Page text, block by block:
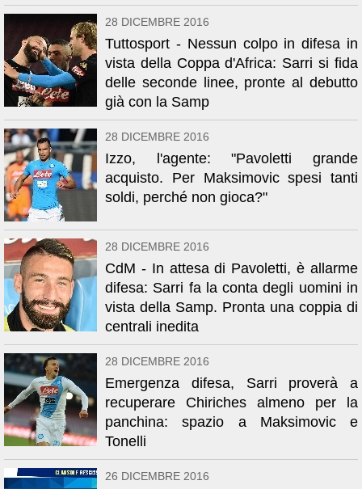
28 DICEMBRE 2016
Tuttosport - Nessun colpo in difesa in
vista della Coppa d'Africa: Sarri si fida
delle seconde linee, pronte al debutto
già con la Samp
28 DICEMBRE 2016
Izzo, l'agente: "Pavoletti grande
acquisto. Per Maksimovic spesi tanti
soldi, perché non gioca?"
28 DICEMBRE 2016
CdM - In attesa di Pavoletti, è allarme
difesa: Sarri fa la conta degli uomini in
vista della Samp. Pronta una coppia di
centrali inedita
28 DICEMBRE 2016
Emergenza difesa, Sarri proverà a
recuperare Chiriches almeno per la
panchina: spazio a Maksimovic e
Tonelli
26 DICEMBRE 2016